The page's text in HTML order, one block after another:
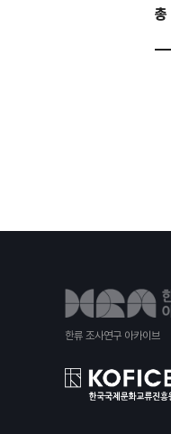
총
한류 조사연구 아카이브